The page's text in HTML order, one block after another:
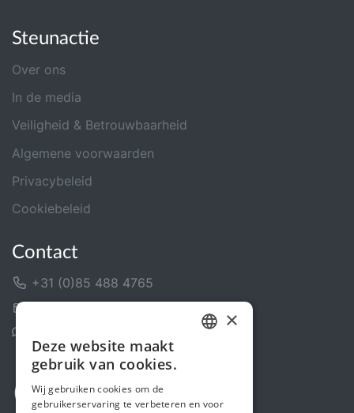
Steunactie
Over ons
In de media
Veiligheid & Betrouwbaarheid
Algemene voorwaarden
Privacybeleid
Cookiebeleid
Contact
+31 (0)85 488 4765
ENGLISH
×
Deze website maakt
gebruik van cookies.
Wij gebruiken cookies om de
gebruikerservaring te verbeteren en voor